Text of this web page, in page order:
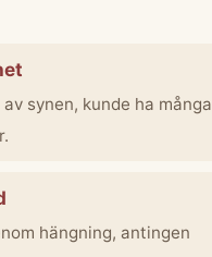
synen, kunde ha många
hängning, antingen